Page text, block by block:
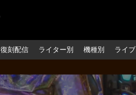
復刻配信 ライター別 機種別 ライブ